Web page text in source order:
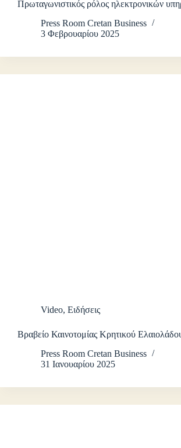
Πρωταγωνιστικός ρόλος ηλεκτρονικών
Press Room Cretan Business
3 Φεβρουαρίου 2025
Video, Ειδήσεις
Βραβείο Καινοτομίας Κρητικού
Press Room Cretan Business
31 Ιανουαρίου 2025